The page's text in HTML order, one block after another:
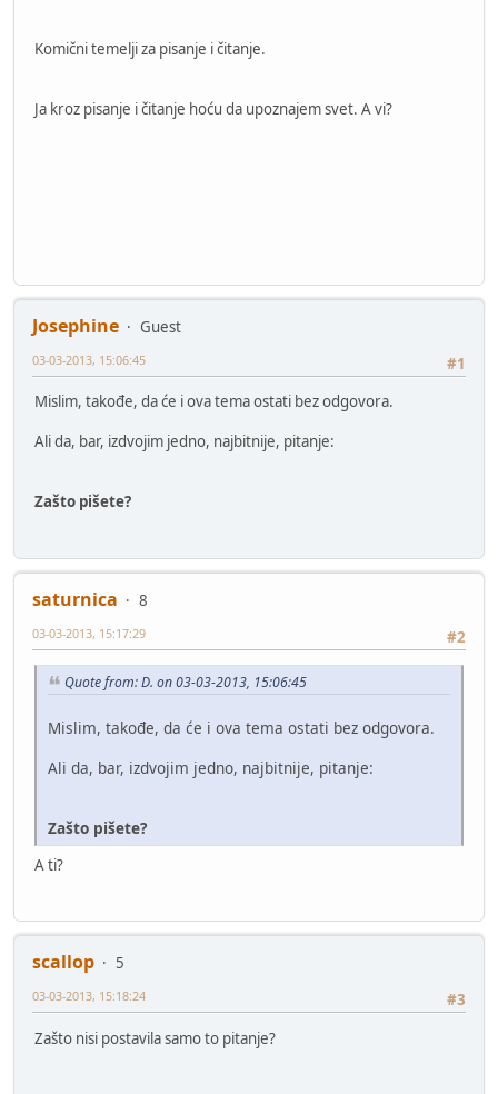
Komični temelji za pisanje i čitanje.
Ja kroz pisanje i čitanje hoću da upoznajem svet. A vi?
Josephine
Guest
#1
03-03-2013, 15:06:45
Mislim, takođe, da će i ova tema ostati bez odgovora.
Ali da, bar, izdvojim jedno, najbitnije, pitanje:
Zašto pišete?
saturnica
8
#2
03-03-2013, 15:17:29
Quote from: D. on 03-03-2013, 15:06:45
Mislim, takođe, da će i ova tema ostati bez odgovora.
Ali da, bar, izdvojim jedno, najbitnije, pitanje:
Zašto pišete?
A ti?
scallop
5
#3
03-03-2013, 15:18:24
Zašto nisi postavila samo to pitanje?